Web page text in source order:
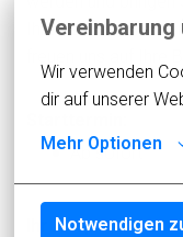
Vereinbarung
Wir verwenden
dir auf unserer
Mehr Optionen
Notwendigen
Ihre Leidenschaft
Ab sofort
Ihr